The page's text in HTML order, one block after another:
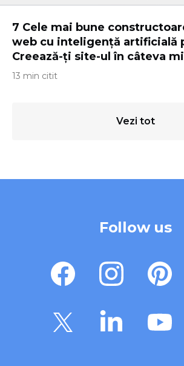
7 Cele mai bune
web cu inteligență artificială
Creează-ți site-ul în câteva
13 min citit
Vezi tot
Follow us